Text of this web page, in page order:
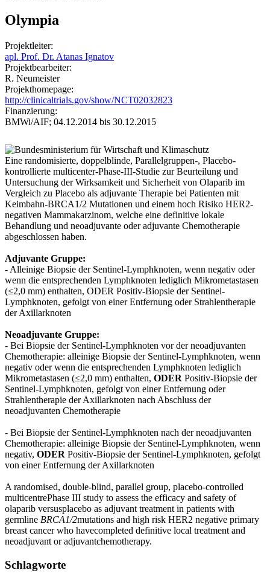
Olympia
Projektleiter:
apl. Prof. Dr. Atanas Ignatov
Projektbearbeiter:
R. Neumeister
Projekthomepage:
http://clinicaltrials.gov/show/NCT02032823
Finanzierung:
BMWi/AIF; 04.12.2014 bis 30.12.2015
Eine randomisierte, doppelblinde, Parallelgruppen-, Placebo-
kontrollierte multicenter-Phase-III-Studie zur Beurteilung und
Untersuchung der Wirksamkeit und Sicherheit von Olaparib im
Vergleich zu Placebo als adjuvante Therapie bei Patienten mit
Keimbahn-BRCA1/2 Mutationen und einem hoch Risiko HER2-
negativen Mammakarzinom, welche eine definitive lokale
Behandlung und neoadjuvante oder adjuvante Chemotherapie
abgeschlossen haben.
Adjuvante Gruppe:
- Alleinige Biopsie der Sentinel-Lymphknoten, wenn negativ oder
wenn die entsprechenden Lymphknoten lediglich Mikrometastasen
(≤2,0 mm) enthalten, ODER Positiv-Biopsie der Sentinel-
Lymphknoten, gefolgt von einer Entfernung oder Strahlentherapie
der Axillarknoten
Neoadjuvante Gruppe:
- Bei Biopsie der Sentinel-Lymphknoten vor der neoadjuvanten
Chemotherapie: alleinige Biopsie der Sentinel-Lymphknoten, wenn
negativ oder wenn die entsprechenden Lymphknoten lediglich
Mikrometastasen (≤2,0 mm) enthalten, ODER Positiv-Biopsie der
Sentinel-Lymphknoten, gefolgt von einer Entfernung oder
Strahlentherapie der Axillarknoten nach Abschluss der
neoadjuvanten Chemotherapie
- Bei Biopsie der Sentinel-Lymphknoten nach der neoadjuvanten
Chemotherapie: alleinige Biopsie der Sentinel-Lymphknoten, wenn
negativ, ODER Positiv-Biopsie der Sentinel-Lymphknoten, gefolgt
von einer Entfernung der Axillarknoten
A randomised, double-blind, parallel group, placebo-controlled
multicentrePhase III study to assess the efficacy and safety of
olaparib versusplacebo as adjuvant treatment in patients with
germline BRCA1/2mutations and high risk HER2 negative primary
breast cancer who havecompleted definitive local treatment and
neoadjuvant or adjuvantchemotherapy.
Schlagworte